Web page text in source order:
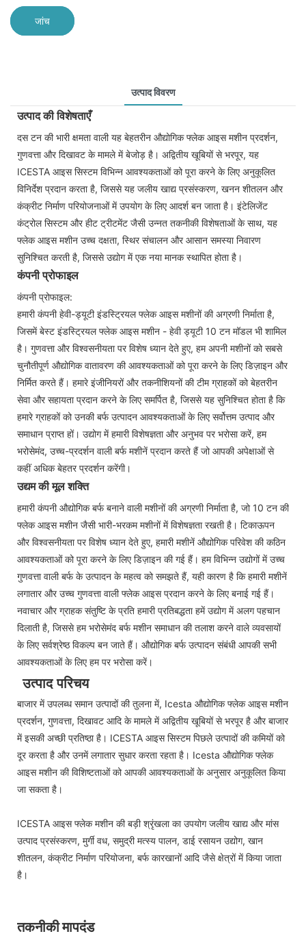
जांच
उत्पाद विवरण
उत्पाद की विशेषताएँ
दस टन की भारी क्षमता वाली यह बेहतरीन औद्योगिक फ्लेक आइस मशीन प्रदर्शन,
गुणवत्ता और दिखावट के मामले में बेजोड़ है। अद्वितीय खूबियों से भरपूर, यह
ICESTA आइस सिस्टम विभिन्न आवश्यकताओं को पूरा करने के लिए अनुकूलित
विनिर्देश प्रदान करता है, जिससे यह जलीय खाद्य प्रसंस्करण, खनन शीतलन और
कंक्रीट निर्माण परियोजनाओं में उपयोग के लिए आदर्श बन जाता है। इंटेलिजेंट
कंट्रोल सिस्टम और हीट ट्रीटमेंट जैसी उन्नत तकनीकी विशेषताओं के साथ, यह
फ्लेक आइस मशीन उच्च दक्षता, स्थिर संचालन और आसान समस्या निवारण
सुनिश्चित करती है, जिससे उद्योग में एक नया मानक स्थापित होता है।
कंपनी प्रोफाइल
कंपनी प्रोफाइल:
हमारी कंपनी हेवी-ड्यूटी इंडस्ट्रियल फ्लेक आइस मशीनों की अग्रणी निर्माता है,
जिसमें बेस्ट इंडस्ट्रियल फ्लेक आइस मशीन - हेवी ड्यूटी 10 टन मॉडल भी शामिल
है। गुणवत्ता और विश्वसनीयता पर विशेष ध्यान देते हुए, हम अपनी मशीनों को सबसे
चुनौतीपूर्ण औद्योगिक वातावरण की आवश्यकताओं को पूरा करने के लिए डिज़ाइन और
निर्मित करते हैं। हमारे इंजीनियरों और तकनीशियनों की टीम ग्राहकों को बेहतरीन
सेवा और सहायता प्रदान करने के लिए समर्पित है, जिससे यह सुनिश्चित होता है कि
हमारे ग्राहकों को उनकी बर्फ उत्पादन आवश्यकताओं के लिए सर्वोत्तम उत्पाद और
समाधान प्राप्त हों। उद्योग में हमारी विशेषज्ञता और अनुभव पर भरोसा करें, हम
भरोसेमंद, उच्च-प्रदर्शन वाली बर्फ मशीनें प्रदान करते हैं जो आपकी अपेक्षाओं से
कहीं अधिक बेहतर प्रदर्शन करेंगी।
उद्यम की मूल शक्ति
हमारी कंपनी औद्योगिक बर्फ बनाने वाली मशीनों की अग्रणी निर्माता है, जो 10 टन की
फ्लेक आइस मशीन जैसी भारी-भरकम मशीनों में विशेषज्ञता रखती है। टिकाऊपन
और विश्वसनीयता पर विशेष ध्यान देते हुए, हमारी मशीनें औद्योगिक परिवेश की कठिन
आवश्यकताओं को पूरा करने के लिए डिज़ाइन की गई हैं। हम विभिन्न उद्योगों में उच्च
गुणवत्ता वाली बर्फ के उत्पादन के महत्व को समझते हैं, यही कारण है कि हमारी मशीनें
लगातार और उच्च गुणवत्ता वाली फ्लेक आइस प्रदान करने के लिए बनाई गई हैं।
नवाचार और ग्राहक संतुष्टि के प्रति हमारी प्रतिबद्धता हमें उद्योग में अलग पहचान
दिलाती है, जिससे हम भरोसेमंद बर्फ मशीन समाधान की तलाश करने वाले व्यवसायों
के लिए सर्वश्रेष्ठ विकल्प बन जाते हैं। औद्योगिक बर्फ उत्पादन संबंधी आपकी सभी
आवश्यकताओं के लिए हम पर भरोसा करें।
उत्पाद परिचय
बाजार में उपलब्ध समान उत्पादों की तुलना में, Icesta औद्योगिक फ्लेक आइस मशीन
प्रदर्शन, गुणवत्ता, दिखावट आदि के मामले में अद्वितीय खूबियों से भरपूर है और बाजार
में इसकी अच्छी प्रतिष्ठा है। ICESTA आइस सिस्टम पिछले उत्पादों की कमियों को
दूर करता है और उनमें लगातार सुधार करता रहता है। Icesta औद्योगिक फ्लेक
आइस मशीन की विशिष्टताओं को आपकी आवश्यकताओं के अनुसार अनुकूलित किया
जा सकता है।
ICESTA आइस फ्लेक मशीन की बड़ी श्रृंखला का उपयोग जलीय खाद्य और मांस
उत्पाद प्रसंस्करण, मुर्गी वध, समुद्री मत्स्य पालन, डाई रसायन उद्योग, खान
शीतलन, कंक्रीट निर्माण परियोजना, बर्फ कारखानों आदि जैसे क्षेत्रों में किया जाता
है।
तकनीकी मापदंड